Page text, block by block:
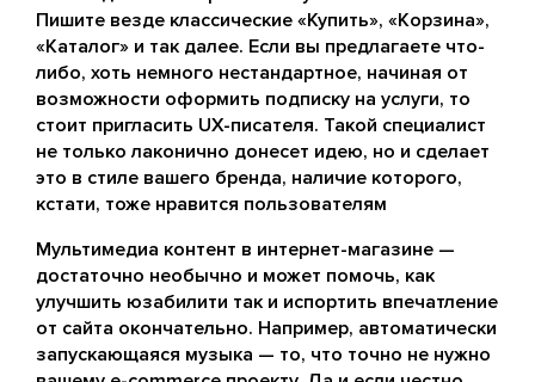
Пишите везде классические «Купить», «Корзина»,
«Каталог» и так далее. Если вы предлагаете что-
либо, хоть немного нестандартное, начиная от
возможности оформить подписку на услуги, то
стоит пригласить UX-писателя. Такой специалист
не только лаконично донесет идею, но и сделает
это в стиле вашего бренда, наличие которого,
кстати, тоже нравится пользователям
Мультимедиа контент в интернет-магазине —
достаточно необычно и может помочь, как
улучшить юзабилити так и испортить впечатление
от сайта окончательно. Например, автоматически
запускающаяся музыка — то, что точно не нужно